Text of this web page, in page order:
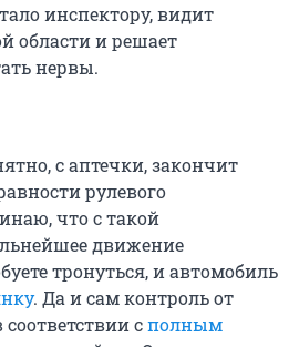
инспектору, видит
области и решает
нервы.
с аптечки, закончит
рулевого
что с такой
движение
тронуться, и автомобиль
. Да и сам контроль от
сполным